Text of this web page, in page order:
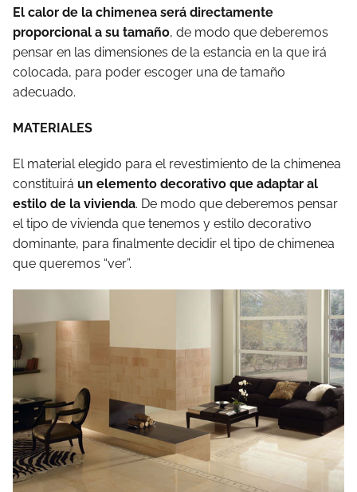
El calor de la chimenea será directamente
proporcional a su tamaño, de modo que deberemos
pensar en las dimensiones de la estancia en la que irá
colocada, para poder escoger una de tamaño
adecuado.
MATERIALES
El material elegido para el revestimiento de la chimenea
constituirá un elemento decorativo que adaptar al
estilo de la vivienda. De modo que deberemos pensar
el tipo de vivienda que tenemos y estilo decorativo
dominante, para finalmente decidir el tipo de chimenea
que queremos “ver”.